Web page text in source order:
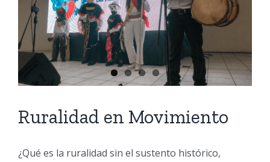
Ruralidad en Movimiento
¿Qué es la ruralidad sin el sustento histórico,